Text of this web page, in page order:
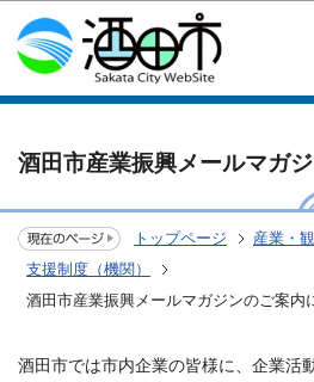
このページの本
酒田市産業振興メールマガ
トップページ 産業・
支援制度（機関）
酒田市産業振興メールマガジンのご案内
酒田市では市内企業の皆様に、企業活